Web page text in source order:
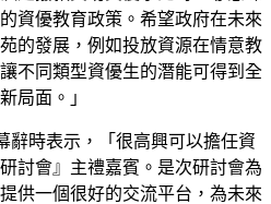
資優教育政策。希望政府在未來
的發展，例如投放資源在情意教
不同類型資優生的潛能可得到全
局面。」
辭時表示，「很高興可以擔任資
討會』主禮嘉賓。是次研討會為
供一個很好的交流平台，為未來